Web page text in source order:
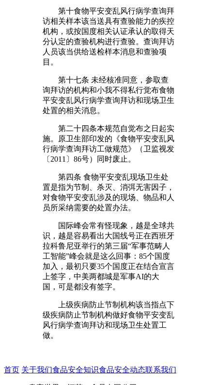
第十食物平安变乱风行病学查询拜
访相关样本该当送具有查验能力的疾控
机构，或按国度相关认证承认的取得天
分认定的查验机构进行查验。查询拜访
人员该当供给送检样本消息和查验项
目。
第十七条 未经核准同意，参取查
询拜访的机构和小我不得私行觉布食物
平安变乱风行病学查询拜访和现场卫生
处置的相关消息。
第二十四条本规范自觉布之日起实
施。原卫生部印发的《食物平安变乱风
行病学查询拜访工做规范》（卫监视发
〔2011〕86号）同时废止。
第四条 食物平安变乱现场卫生处
置是指为节制、杀灭、消弭无害因子，
对食物平安变乱涉及的现场、物品和人
员所采纳需要的处置办法。
国际峰会常有怪现象，越是全球共
识，越是容易看出大国线号正在西班牙
拉科鲁尼亚举行的第三届“军事范畴人
工智能”峰会就是这么回事：85个国度
加入，最初只要35个国度正在结合宣言
上签字，中美两都城是军事AI的大
国，可是都没有签字。
上级疾病防止节制机构该当指点下
级疾病防止节制机构做好食物平安变乱
风行病学查询拜访和现场卫生处置工
做。
首页 关于我们食品安全知识食品安全动态联系我们